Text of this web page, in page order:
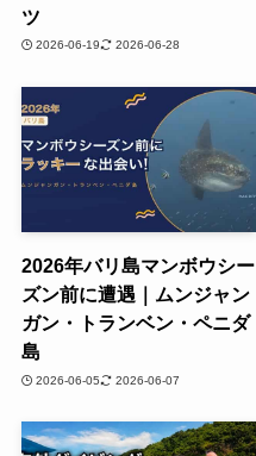
ツ
2026-06-19 2026-06-28
2026年バリ島マンボウシー
ズン前に遭遇｜ムンジャン
ガン・トランベン・ペニダ
島
2026-06-05 2026-06-07